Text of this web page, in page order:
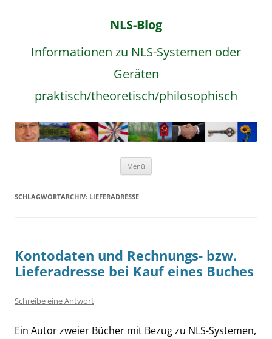
NLS-Blog
Informationen zu NLS-Systemen oder
Geräten
praktisch/theoretisch/philosophisch
Menü
SCHLAGWORTARCHIV: LIEFERADRESSE
Kontodaten und Rechnungs- bzw.
Lieferadresse bei Kauf eines Buches
Schreibe eine Antwort
Ein Autor zweier Bücher mit Bezug zu NLS-Systemen,